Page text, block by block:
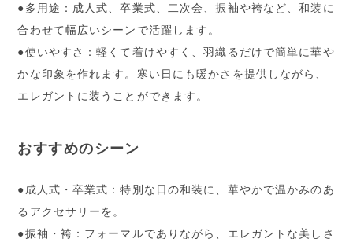
●多用途：成人式、卒業式、二次会、振袖や袴など、和装に
合わせて幅広いシーンで活躍します。
●使いやすさ：軽くて着けやすく、羽織るだけで簡単に華や
かな印象を作れます。寒い日にも暖かさを提供しながら、
エレガントに装うことができます。
おすすめのシーン
●成人式・卒業式：特別な日の和装に、華やかで温かみのあ
るアクセサリーを。
●振袖・袴：フォーマルでありながら、エレガントな美しさ